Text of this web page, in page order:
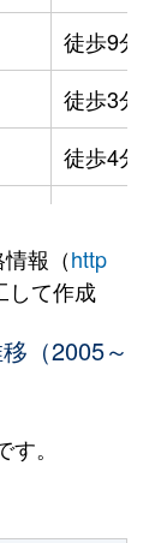
徒歩9分
徒歩3分
徒歩4分
徒歩8分
報（http
して作成
（2005～
。